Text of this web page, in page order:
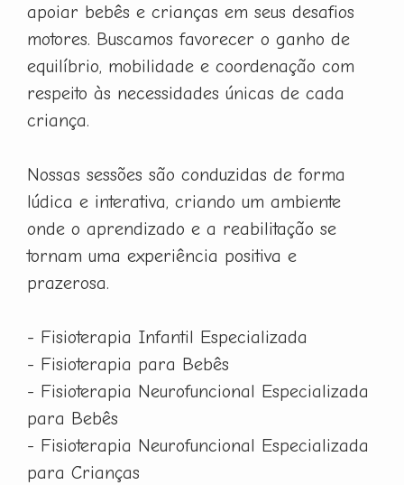
apoiar bebês e crianças em seus desafios
motores. Buscamos favorecer o ganho de
equilíbrio, mobilidade e coordenação com
respeito às necessidades únicas de cada
criança.
Nossas sessões são conduzidas de forma
lúdica e interativa, criando um ambiente
onde o aprendizado e a reabilitação se
tornam uma experiência positiva e
prazerosa.
- Fisioterapia Infantil Especializada
- Fisioterapia para Bebês
- Fisioterapia Neurofuncional Especializada
para Bebês
- Fisioterapia Neurofuncional Especializada
para Crianças